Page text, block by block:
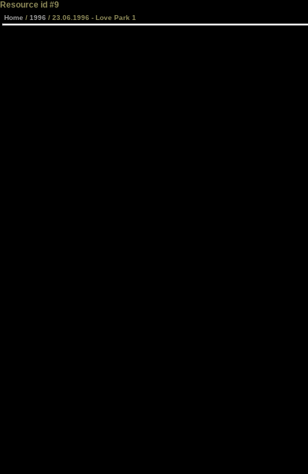
Resource id #9
Home / 1996 / 23.06.1996 - Love Park 1